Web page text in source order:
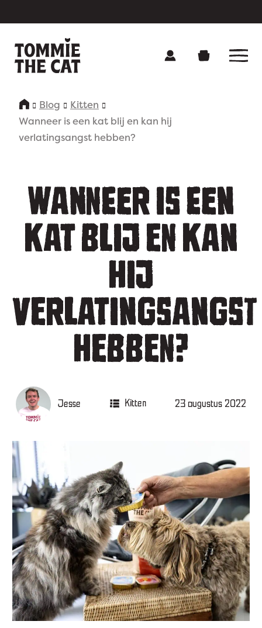
Onze producten
Over Tommie
Voedingsadvies
Blog
Kitten
Wanneer is een kat blij en kan hij
verlatingsangst hebben?
WANNEER IS EEN
KAT BLIJ EN KAN
HIJ
VERLATINGSANGST
HEBBEN?
Jesse Kitten 23 augustus 2022